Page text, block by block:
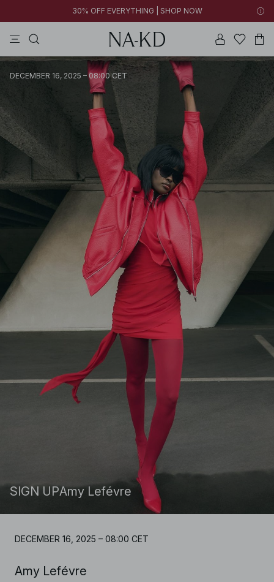
30% OFF EVERYTHING | SHOP NOW
SIGN UPAmy Lefévre
DECEMBER 16, 2025 – 08:00 CET
DECEMBER 16, 2025 – 08:00 CET
Amy Lefévre